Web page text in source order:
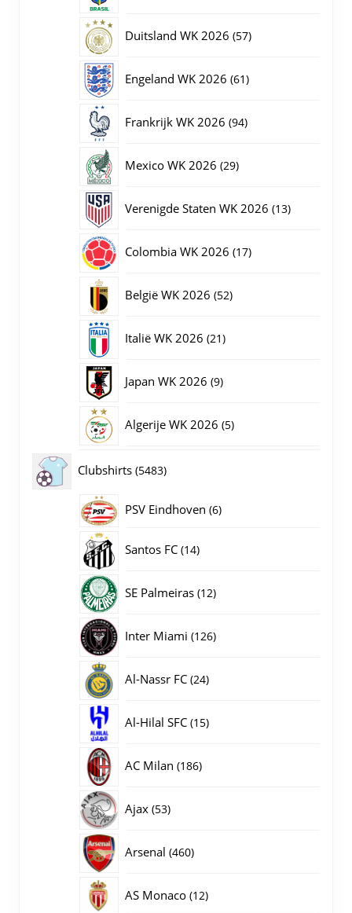
Duitsland WK 2026 5757
Engeland WK 2026 6161
Frankrijk WK 2026 9494
Mexico WK 2026 2929
Verenigde Staten WK 2026 1313
Colombia WK 2026 1717
België WK 2026 5252
Italië WK 2026 2121
Japan WK 2026 99
Algerije WK 2026 55
Clubshirts 54835483
producten
PSV Eindhoven 66
Santos FC 1414
SE Palmeiras 1212
Inter Miami 126126
Al-Nassr FC 2424
Al-Hilal SFC 1515
AC Milan 186186
Ajax 5353
Arsenal 460460
AS Monaco 1212